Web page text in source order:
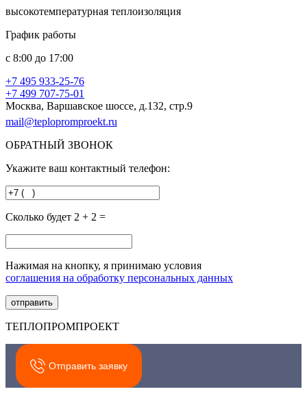
высокотемпературная теплоизоляция
График работы
с 8:00 до 17:00
+7 495 933-25-76
+7 499 707-75-01
Москва, Варшавское шоссе, д.132, стр.9
mail@teplopromproekt.ru
ОБРАТНЫЙ ЗВОНОК
Укажите ваш контактный телефон:
Сколько будет 2 + 2 =
Нажимая на кнопку, я принимаю условия
соглашения на обработку персональных данных
ТЕПЛОПРОМПРОЕКТ
Отправить заявку